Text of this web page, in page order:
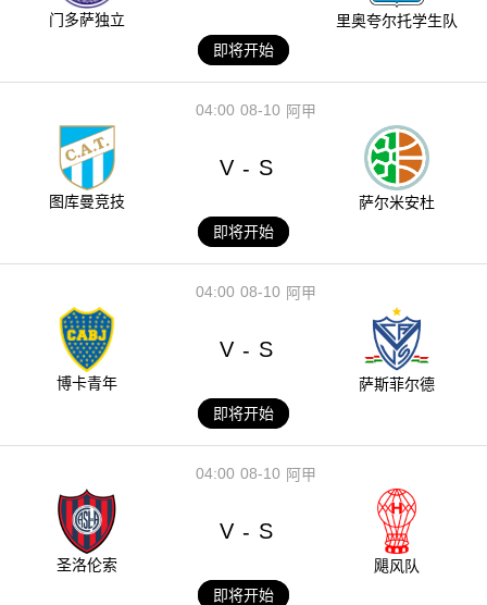
门多萨独立
里奥夸尔托学生队
即将开始
08-10
04:00 阿甲
图库曼竞技
V - S
萨尔米安杜
即将开始
08-10
04:00 阿甲
博卡青年
V - S
萨斯菲尔德
即将开始
08-10
04:00 阿甲
圣洛伦索
V - S
飓风队
即将开始